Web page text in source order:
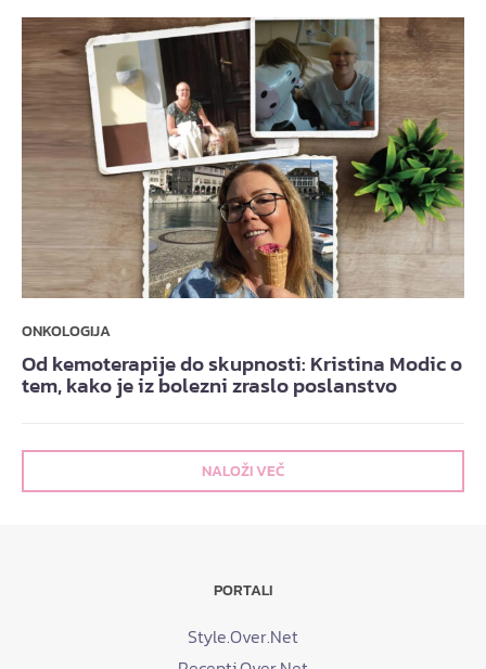
ONKOLOGIJA
Od kemoterapije do skupnosti: Kristina Modic o
tem, kako je iz bolezni zraslo poslanstvo
NALOŽI VEČ
PORTALI
Style.Over.Net